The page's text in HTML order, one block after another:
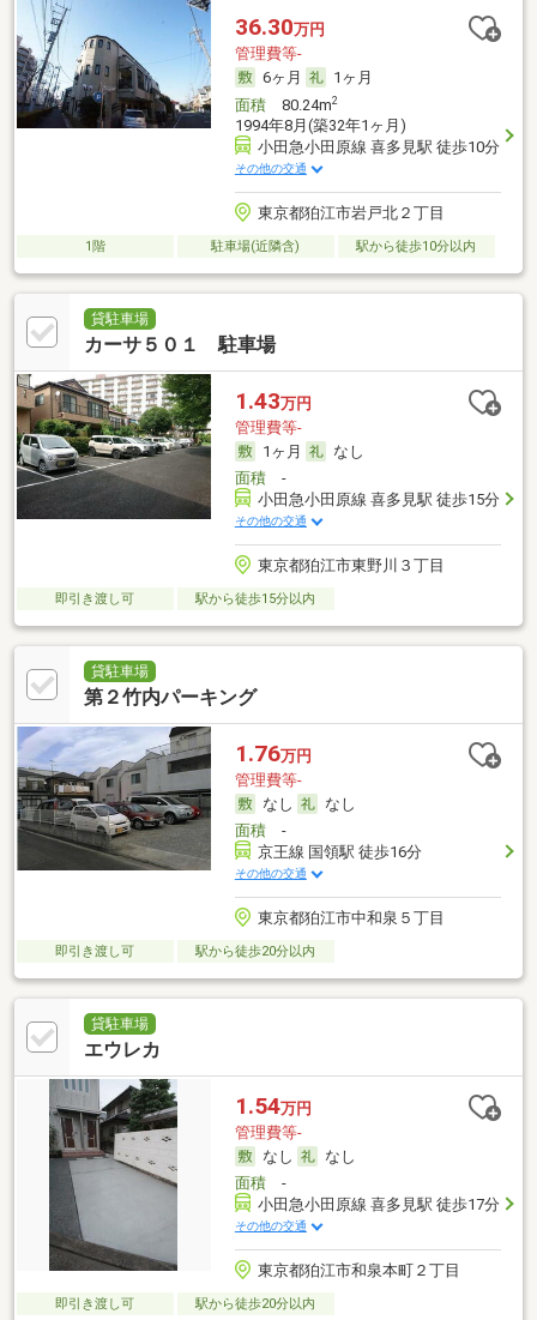
36.30万円
管理費等-
6ヶ月
1ヶ月
面積80.24m2
1994年8月(築32年1ヶ月)
小田急小田原線 喜多見駅 徒歩10分
その他の交通
東京都狛江市岩戸北２丁目
1階 駐車場(近隣含) 駅から徒歩10分以内
貸駐車場
カーサ５０１ 駐車場
1.43万円
管理費等-
1ヶ月
なし
面積-
小田急小田原線 喜多見駅 徒歩15分
その他の交通
東京都狛江市東野川３丁目
即引き渡し可 駅から徒歩15分以内
貸駐車場
第２竹内パーキング
1.76万円
管理費等-
なし
なし
面積-
京王線 国領駅 徒歩16分
その他の交通
東京都狛江市中和泉５丁目
即引き渡し可 駅から徒歩20分以内
貸駐車場
エウレカ
1.54万円
管理費等-
なし
なし
面積-
小田急小田原線 喜多見駅 徒歩17分
その他の交通
東京都狛江市和泉本町２丁目
即引き渡し可 駅から徒歩20分以内